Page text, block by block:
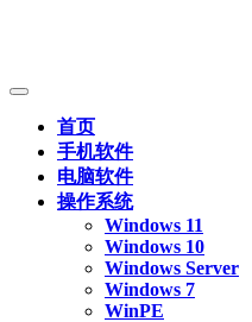
首页
手机软件
电脑软件
操作系统
Windows 11
Windows 10
Windows Server
Windows 7
WinPE